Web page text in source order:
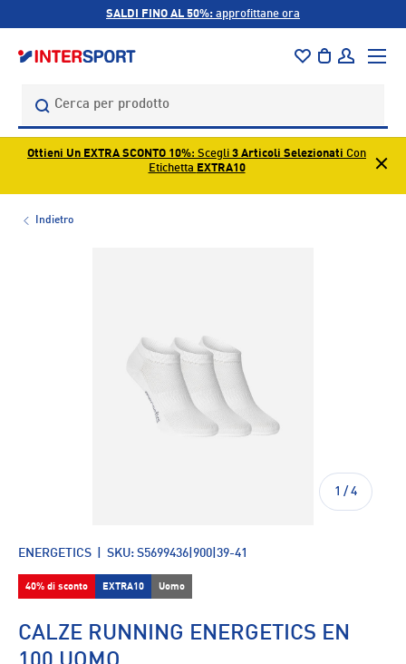
SALDI FINO AL 50%: approfittane ora
Cerca
BorsaAccedi
Menu
Ottieni Un EXTRA SCONTO 10%: Scegli 3 Articoli Selezionati Con
Etichetta EXTRA10
Indietro
1 / di
4
ENERGETICS SKU: S5699436|900|39-41
40% di sconto EXTRA10 Uomo
CALZE RUNNING ENERGETICS EN